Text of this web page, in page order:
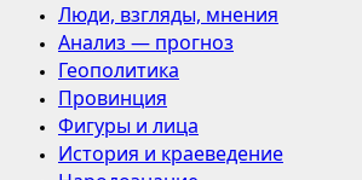
Люди, взгляды, мнения
Анализ — прогноз
Геополитика
Провинция
Фигуры и лица
История и краеведение